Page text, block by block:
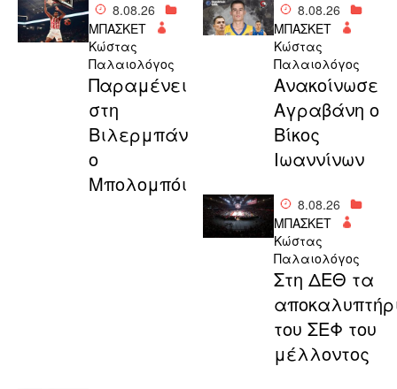
8.08.26
ΜΠΑΣΚΕΤ
Κώστας
Παλαιολόγος
Παραμένει
στη
Βιλερμπάν
ο
Μπολομπόι
8.08.26
ΜΠΑΣΚΕΤ
Κώστας
Παλαιολόγος
Aνακοίνωσε
Αγραβάνη ο
Βίκος
Ιωαννίνων
8.08.26
ΜΠΑΣΚΕΤ
Κώστας
Παλαιολόγος
Στη ΔΕΘ τα
του ΣΕΦ του
μέλλοντος